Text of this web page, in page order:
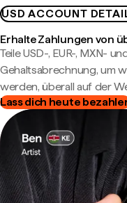
USD ACCOUNT
Erhalte Zahlungen von
Teile USD-, EUR-, MXN-
Gehaltsabrechnung, um
werden, überall auf der
Lass dich heute